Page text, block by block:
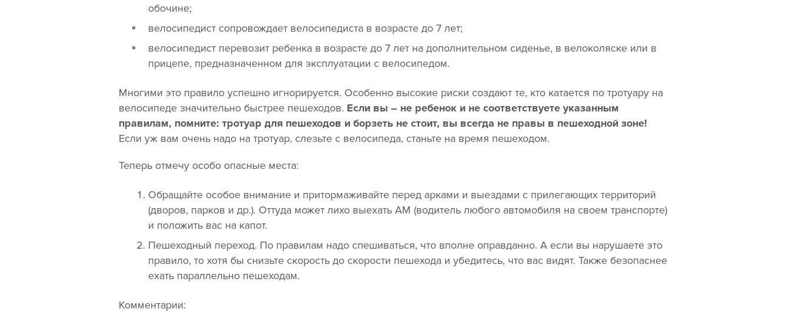
обочине;
велосипедист сопровождает велосипедиста в возрасте до 7 лет;
велосипедист перевозит ребенка в возрасте до 7 лет на дополнительном сиденье, в велоколяске или в
прицепе, предназначенном для эксплуатации с велосипедом.
Многими это правило успешно игнорируется. Особенно высокие риски создают те, кто катается по тротуару на
велосипеде значительно быстрее пешеходов. Если вы – не ребенок и не соответствуете указанным
правилам, помните: тротуар для пешеходов и борзеть не стоит, вы всегда не правы в пешеходной зоне!
Если уж вам очень надо на тротуар, слезьте с велосипеда, станьте на время пешеходом.
Теперь отмечу особо опасные места:
Обращайте особое внимание и притормаживайте перед арками и выездами с прилегающих территорий
(дворов, парков и др.). Оттуда может лихо выехать АМ (водитель любого автомобиля на своем транспорте)
и положить вас на капот.
Пешеходный переход. По правилам надо спешиваться, что вполне оправданно. А если вы нарушаете это
правило, то хотя бы снизьте скорость до скорости пешехода и убедитесь, что вас видят. Также безопаснее
ехать параллельно пешеходам.
Комментарии: